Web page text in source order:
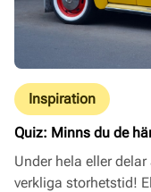
Inspiration
Quiz: Minns du de
Under hela eller
verkliga storhetstid!